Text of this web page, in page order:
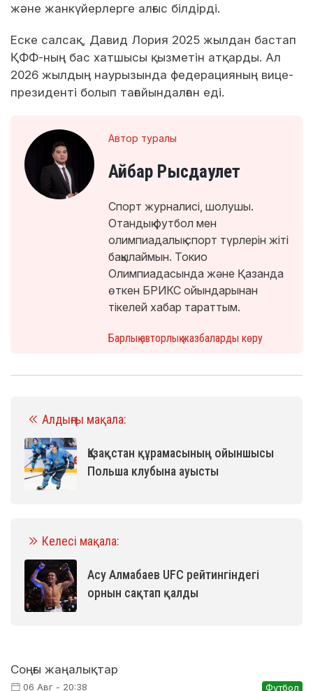
және жанкүйерлерге алғыс білдірді.
Еске салсақ, Давид Лория 2025 жылдан бастап
ҚФФ-ның бас хатшысы қызметін атқарды. Ал
2026 жылдың наурызында федерацияның вице-
президенті болып тағайындалған еді.
Автор туралы
Айбар Рысдаулет
Спорт журналисі, шолушы.
Отандық футбол мен
олимпиадалық спорт түрлерін жіті
бақылаймын. Токио
Олимпиадасында және Қазанда
өткен БРИКС ойындарынан
тікелей хабар тараттым.
Барлық авторлық жазбаларды көру
Алдыңғы мақала:
Қазақстан құрамасының ойыншысы
Польша клубына ауысты
Келесі мақала:
Асу Алмабаев UFC рейтингіндегі
орнын сақтап қалды
Соңғы жаңалықтар
06 Авг - 20:38 Футбол